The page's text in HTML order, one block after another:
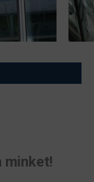
minket!